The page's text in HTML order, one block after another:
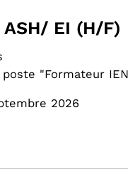
EI (H/F)
"Formateur
2026